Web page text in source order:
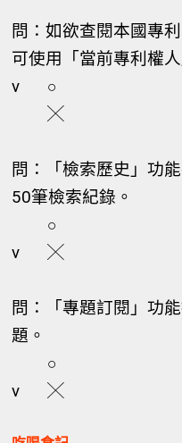
問：如欲查閱本國專
可使用「當前專利權
v
○
╳
問：「檢索歷史」功
50筆檢索紀錄。
○
v
╳
問：「專題訂閱」功
題。
○
v
╳